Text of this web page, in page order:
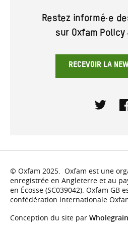
Restez informé·e
sur Oxfam Policy
RECEVOIR LA
© Oxfam 2025. Oxfam est une
enregistrée en Angleterre et au
en Écosse (SC039042). Oxfam GB
confédération internationale
Conception du site par